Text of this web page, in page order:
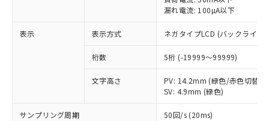
漏れ電流: 100µA以下
表示 表示方式 ネガタイプLCD (バックライト
桁数 5桁 (-19999～99999)
文字高さ
PV: 14.2mm (緑色/赤色切替)
SV: 4.9mm (緑色)
サンプリング周期 50回/s (20ms)
本サービスは、当社制御機器事業取扱
商品の当社在庫状況および標準価格
(税抜)を提供させていただくもので
当社制御機器事業取扱商品の中には、
本サービスの対象外となる商品もある
ことをご了承ください。
非含有に非対応の商品で、対応品を出す予
調査・確認中：EU RoHS指令（10物質）の
非含有の対応状況を調査中または確認中の
非該当品：ライセンス料など無形物で、有
害物質有無と関係のない商品です。
仕入先様の事情により、非含有部品として
いたものが、含有品と判明した場合などや
「○」：最大均質材料含有率が中国RoHSの
基準値以下であることを示します。
「×」：最大均質材料含有率が中国RoHSの
基準値を超えていることを示します。
「－」：未確認です。当社販売部門へお問
当社は、これら貴社製品のうち、外国